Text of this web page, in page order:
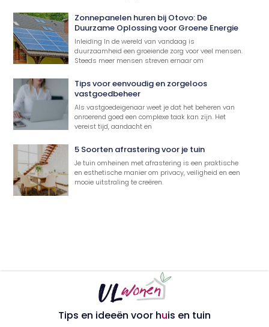
Zonnepanelen huren bij Otovo: De
Duurzame Oplossing voor Groene Energie
Inleiding In de wereld van vandaag is
duurzaamheid een groeiende zorg voor veel mensen.
Steeds meer mensen streven ernaar om
Tips voor eenvoudig en zorgeloos
vastgoedbeheer
Als vastgoedeigenaar weet je dat het beheren van
onroerend goed een complexe taak kan zijn. Het
vereist tijd, aandacht en
5 Soorten afrastering voor je tuin
Je tuin omheinen met afrastering is een praktische
en esthetische manier om privacy, veiligheid en een
mooie uitstraling te creëren.
Tips en ideeën voor huis en tuin